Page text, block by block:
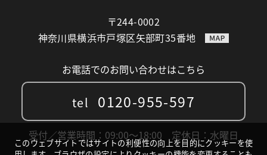
〒244-0002
神奈川県横浜市戸塚区矢部町35番地
お電話でのお問い合わせはこちら
tel 0120-955-597
受付／営業時間：09:00〜18:00 定休日：水曜日
このウェブサイトではサイトの利便性の向上を目的にクッキーを使